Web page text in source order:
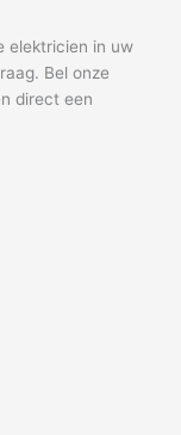
elektricien in uw
Bel onze
direct een